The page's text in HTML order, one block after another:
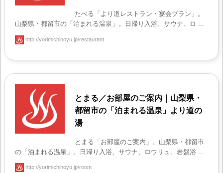
たべる「より道レストラン・宴会プラン」。
山梨県・都留市の「泊まれる温泉」。日帰り入浴、サウナ、ロ ...
http://yorimichinoyu.jp/restaurant
とまる／お部屋のご案内｜山梨県・
都留市の「泊まれる温泉」より道の
湯
とまる「お部屋のご案内」。山梨県・都留市
の「泊まれる温泉」。日帰り入浴、サウナ、ロウリュ、岩盤浴 ...
http://yorimichinoyu.jp/room